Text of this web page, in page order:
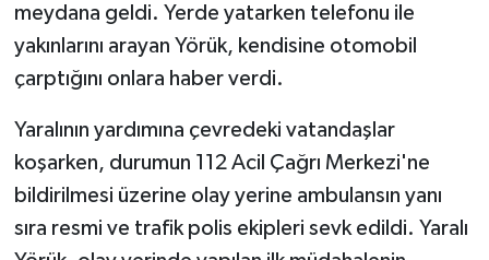
meydana geldi. Yerde yatarken telefonu ile
yakınlarını arayan Yörük, kendisine otomobil
çarptığını onlara haber verdi.
Yaralının yardımına çevredeki vatandaşlar
koşarken, durumun 112 Acil Çağrı Merkezi'ne
bildirilmesi üzerine olay yerine ambulansın yanı
sıra resmi ve trafik polis ekipleri sevk edildi. Yaralı
KÜLTÜR SANAT
MAGAZİN
Otomobil
POLİTİKA
Sağlık